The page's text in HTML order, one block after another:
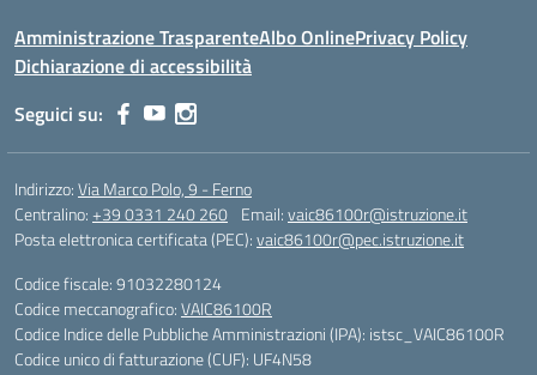
Amministrazione TrasparenteAlbo OnlinePrivacy Policy
Dichiarazione di accessibilità
Seguici su:
Indirizzo:Via Marco Polo, 9 - Ferno
Centralino:+39 0331 240 260 Email:vaic86100r@istruzione.it
Posta elettronica certificata (PEC):vaic86100r@pec.istruzione.it
Codice fiscale: 91032280124
Codice meccanografico:VAIC86100R
Codice Indice delle Pubbliche Amministrazioni (IPA): istsc_VAIC86100R
Codice unico di fatturazione (CUF): UF4N58